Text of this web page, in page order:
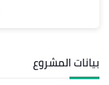
بيانات المشروع